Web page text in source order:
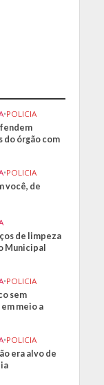
•POLICIA
do órgão com
•POLICIA
você, de
de limpeza
Municipal
•POLICIA
sem
meio a
•POLICIA
era alvo de